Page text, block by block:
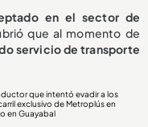
en el sector de
que al momento de
servicio de transporte
que intentó evadir a los
exclusivo de Metroplús en
en Guayabal